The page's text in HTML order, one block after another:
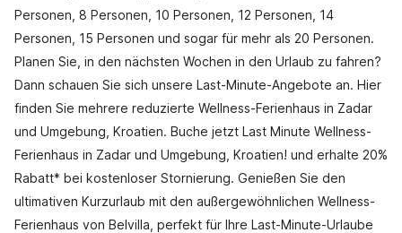
Personen, 8 Personen, 10 Personen, 12 Personen, 14
Personen, 15 Personen und sogar für mehr als 20 Personen.
Planen Sie, in den nächsten Wochen in den Urlaub zu fahren?
Dann schauen Sie sich unsere Last-Minute-Angebote an. Hier
finden Sie mehrere reduzierte Wellness-Ferienhaus in Zadar
und Umgebung, Kroatien. Buche jetzt Last Minute Wellness-
Ferienhaus in Zadar und Umgebung, Kroatien! und erhalte 20%
Rabatt* bei kostenloser Stornierung. Genießen Sie den
ultimativen Kurzurlaub mit den außergewöhnlichen Wellness-
Ferienhaus von Belvilla, perfekt für Ihre Last-Minute-Urlaube